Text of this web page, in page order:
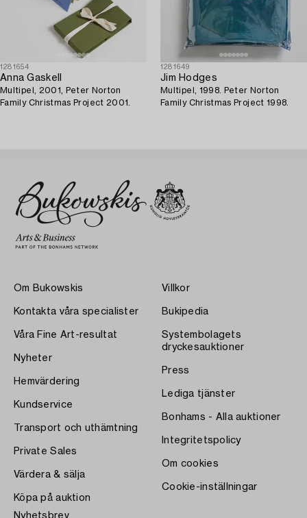
1281654
Anna Gaskell
Multipel, 2001, Peter Norton
Family Christmas Project 2001.
1281649
Jim Hodges
Multipel, 1998. Peter Norton
Family Christmas Project 1998.
Om Bukowskis
Kontakta våra specialister
Våra Fine Art-resultat
Nyheter
Hemvärdering
Kundservice
Transport och uthämtning
Private Sales
Värdera & sälja
Köpa på auktion
Villkor
Bukipedia
Systembolagets
dryckesauktioner
Press
Lediga tjänster
Bonhams - Alla auktioner
Integritetspolicy
Om cookies
Cookie-inställningar
Nyhetsbrev